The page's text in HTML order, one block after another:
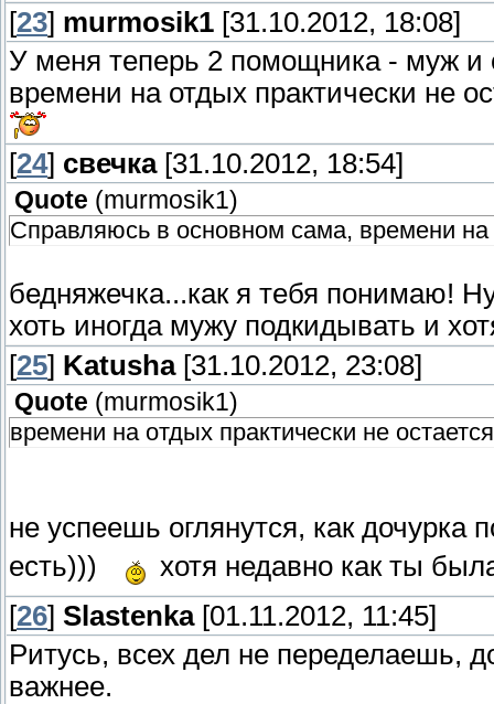
[23] murmosik1 [31.10.2012, 18:08]
У меня теперь 2 помощника - муж
времени на отдых практически не
[24] свечка[31.10.2012, 18:54]
Quote (murmosik1)
Справляюсь в основном сама, времени на
бедняжечка...как я тебя понимаю!
хоть иногда мужу подкидывать и
[25] Katusha[31.10.2012, 23:08]
Quote (murmosik1)
времени на отдых практически не
не успеешь оглянутся, как дочурка
есть)))
хотя недавно как ты
[26] Slastenka[01.11.2012, 11:45]
Ритусь, всех дел не переделаешь,
важнее.